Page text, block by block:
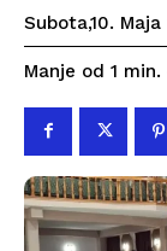
Subota,10. Maja
Manje od 1 min.